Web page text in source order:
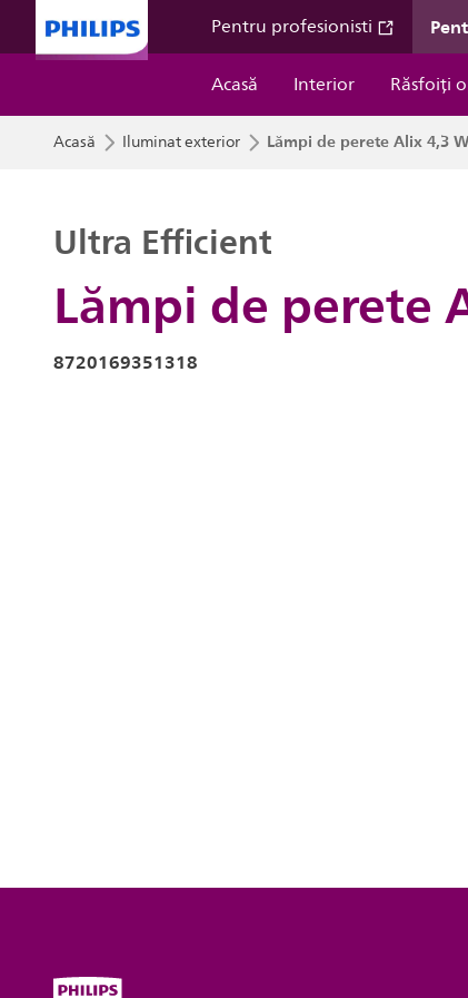
Pentru profesionisti
Acasă
Interior Răsfoiți
Acasă Iluminat exterior Lămpi de perete Alix 4,3 W
Lămpi de perete
Ultra Efficient
8720169351318